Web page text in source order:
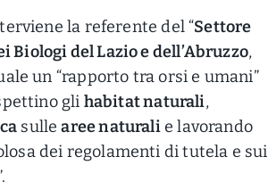
la referente del “Settore
Biologi del Lazio e dell’Abruzzo,
un “rapporto tra orsi e umani”
gli habitat naturali,
sullearee naturalie lavorando
dei regolamenti di tutela e sui